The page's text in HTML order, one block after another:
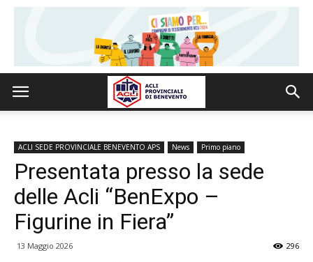
ACLI SEDE PROVINCIALE BENEVENTO APS News Primo piano
Presentata presso la sede
delle Acli “BenExpo –
Figurine in Fiera”
13 Maggio 2026 296